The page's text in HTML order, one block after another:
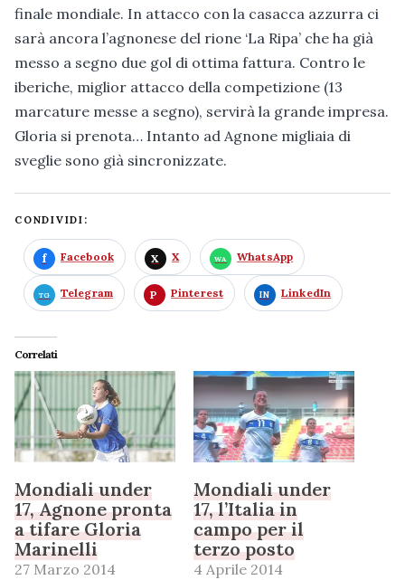
finale mondiale. In attacco con la casacca azzurra ci
sarà ancora l’agnonese del rione ‘La Ripa’ che ha già
messo a segno due gol di ottima fattura. Contro le
iberiche, miglior attacco della competizione (13
marcature messe a segno), servirà la grande impresa.
Gloria si prenota… Intanto ad Agnone migliaia di
sveglie sono già sincronizzate.
CONDIVIDI:
Facebook X WhatsApp
Telegram Pinterest LinkedIn
Correlati
Mondiali under
17, Agnone pronta
a tifare Gloria
Marinelli
27 Marzo 2014
Mondiali under
17, l’Italia in
campo per il
terzo posto
4 Aprile 2014